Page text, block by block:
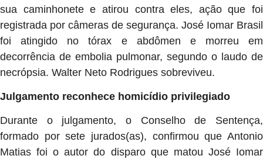
sua caminhonete e atirou contra eles, ação que foi
registrada por câmeras de segurança. José Iomar Brasil
foi atingido no tórax e abdômen e morreu em
decorrência de embolia pulmonar, segundo o laudo de
necrópsia. Walter Neto Rodrigues sobreviveu.
Julgamento reconhece homicídio privilegiado
Durante o julgamento, o Conselho de Sentença,
formado por sete jurados(as), confirmou que Antonio
Matias foi o autor do disparo que matou José Iomar